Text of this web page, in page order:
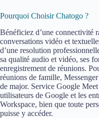
Pourquoi Choisir Chatogo ?
Bénéficiez d’une connectivité
conversations vidéo et
d’une resolution
sa qualité audio et vidéo, ses
enregistrement de réunions.
réunions de famille,
de major. Service Google
utilisateurs de Google et les
Workspace, bien que toute
puisse y accéder.